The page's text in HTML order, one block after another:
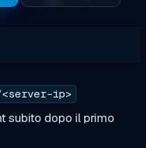
ip>
subito dopo il primo